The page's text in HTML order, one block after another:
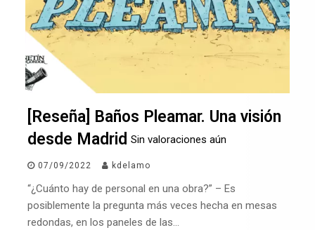
[Reseña] Baños Pleamar. Una visión
desde Madrid Sin valoraciones aún
07/09/2022 kdelamo
“¿Cuánto hay de personal en una obra?” – Es
posiblemente la pregunta más veces hecha en mesas
redondas, en los paneles de las…